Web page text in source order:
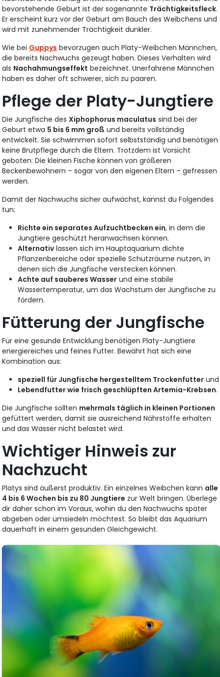
bevorstehende Geburt ist der sogenannte Trächtigkeitsfleck.
Er erscheint kurz vor der Geburt am Bauch des Weibchens und
wird mit zunehmender Trächtigkeit dunkler.
Wie bei Guppys bevorzugen auch Platy-Weibchen Männchen,
die bereits Nachwuchs gezeugt haben. Dieses Verhalten wird
als Nachahmungseffekt bezeichnet. Unerfahrene Männchen
haben es daher oft schwerer, sich zu paaren.
Pflege der Platy-Jungtiere
Die Jungfische desXiphophorus maculatus sind bei der
Geburt etwa 5 bis 6 mm groß und bereits vollständig
entwickelt. Sie schwimmen sofort selbstständig und benötigen
keine Brutpflege durch die Eltern. Trotzdem ist Vorsicht
geboten: Die kleinen Fische können von größeren
Beckenbewohnern – sogar von den eigenen Eltern – gefressen
werden.
Damit der Nachwuchs sicher aufwächst, kannst du Folgendes
tun:
Richte ein separates Aufzuchtbecken ein, in dem die
Jungtiere geschützt heranwachsen können.
Alternativ lassen sich im Hauptaquarium dichte
Pflanzenbereiche oder spezielle Schutzräume nutzen, in
denen sich die Jungfische verstecken können.
Achte auf sauberes Wasser und eine stabile
Wassertemperatur, um das Wachstum der Jungfische zu
fördern.
Fütterung der Jungfische
Für eine gesunde Entwicklung benötigen Platy-Jungtiere
energiereiches und feines Futter. Bewährt hat sich eine
Kombination aus:
speziell für Jungfische hergestelltem Trockenfutter und
Lebendfutter wie frisch geschlüpften Artemia-Krebsen.
Die Jungfische sollten mehrmals täglich in kleinen Portionen
gefüttert werden, damit sie ausreichend Nährstoffe erhalten
und das Wasser nicht belastet wird.
Wichtiger Hinweis zur
Nachzucht
Platys sind äußerst produktiv. Ein einzelnes Weibchen kann alle
4 bis 6 Wochen bis zu 80 Jungtiere zur Welt bringen. Überlege
dir daher schon im Voraus, wohin du den Nachwuchs später
abgeben oder umsiedeln möchtest. So bleibt das Aquarium
dauerhaft in einem gesunden Gleichgewicht.